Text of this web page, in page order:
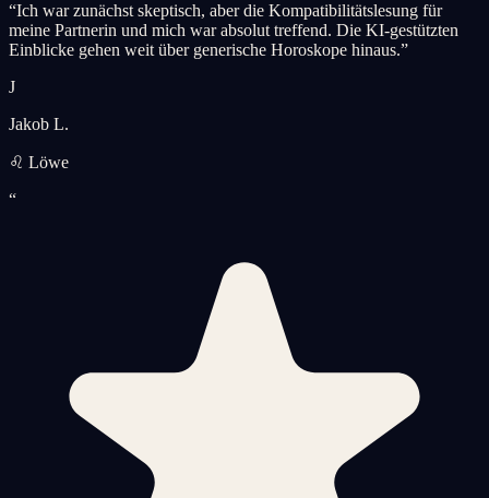
“Ich war zunächst skeptisch, aber die Kompatibilitätslesung für
meine Partnerin und mich war absolut treffend. Die KI-gestützten
Einblicke gehen weit über generische Horoskope hinaus.”
J
Jakob L.
♌ Löwe
“